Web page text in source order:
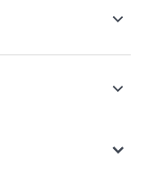
en exclusief